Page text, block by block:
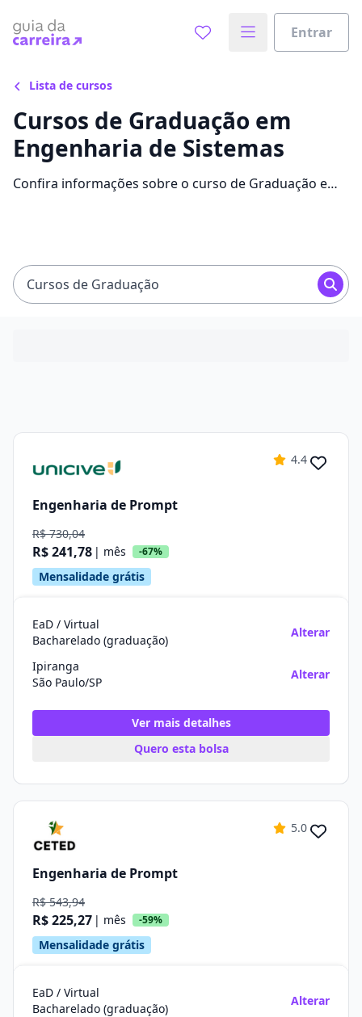
Entrar
Lista de cursos
Cursos de Graduação em
Engenharia de Sistemas
Confira informações sobre o curso de Graduação em
Cursos de Graduação
4.4
Engenharia de Prompt
R$ 730,04
R$ 241,78 | mês -67%
Mensalidade grátis
EaD / Virtual
Bacharelado (graduação)
Alterar
Ipiranga
São Paulo/SP
Alterar
Ver mais detalhes
Quero esta bolsa
5.0
Engenharia de Prompt
R$ 543,94
R$ 225,27 | mês -59%
Mensalidade grátis
EaD / Virtual
Bacharelado (graduação)
Alterar